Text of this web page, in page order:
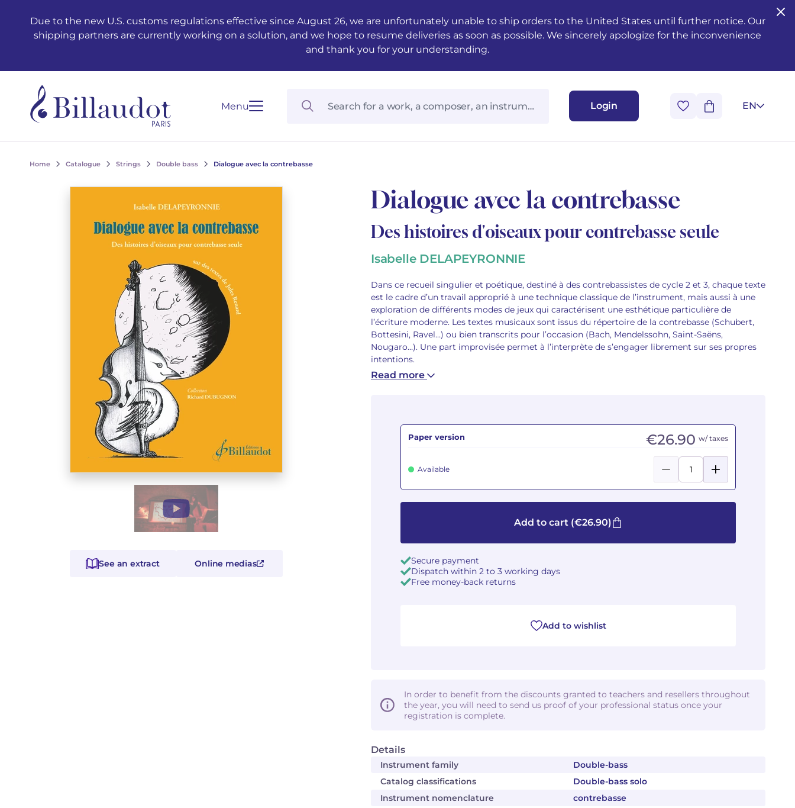
Due to the new U.S. customs regulations effective since August 26, we are unfortunately unable to ship orders to the United States until further notice. Our
shipping partners are currently working on a solution, and we hope to resume deliveries as soon as possible. We sincerely apologize for the inconvenience
and thank you for your understanding.
Menu Login EN
Home Catalogue Strings Double bass Dialogue avec la contrebasse
Dialogue avec la contrebasse
Des histoires d'oiseaux pour contrebasse seule
Isabelle DELAPEYRONNIE
Dans ce recueil singulier et poétique, destiné à des contrebassistes de cycle 2 et 3, chaque texte
est le cadre d’un travail approprié à une technique classique de l’instrument, mais aussi à une
exploration de différents modes de jeux qui caractérisent une esthétique particulière de
l’écriture moderne. Les textes musicaux sont issus du répertoire de la contrebasse (Schubert,
Bottesini, Ravel…) ou bien transcrits pour l’occasion (Bach, Mendelssohn, Saint-Saëns,
Nougaro…). Une part improvisée permet à l’interprète de s’engager librement sur ses propres
intentions.
Read more
Details
Instrument family
Double-bass
Catalog classifications
Double-bass solo
Instrument nomenclature
contrebasse
Paper version €26.90 w/ taxes
Available
Add to cart (€26.90)
Secure payment
Dispatch within 2 to 3 working days
Free money-back returns
Add to wishlist
In order to benefit from the discounts granted to teachers and resellers throughout
the year, you will need to send us proof of your professional status once your
registration is complete.
See an extract Online medias